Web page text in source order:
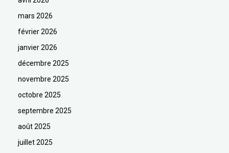
mars 2026
février 2026
janvier 2026
décembre 2025
novembre 2025
octobre 2025
septembre 2025
août 2025
juillet 2025